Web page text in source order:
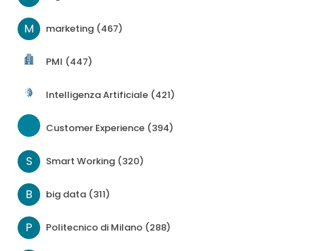
M marketing (467)
PMI (447)
Intelligenza Artificiale (421)
Customer Experience (394)
S Smart Working (320)
B big data (311)
P Politecnico di Milano (288)